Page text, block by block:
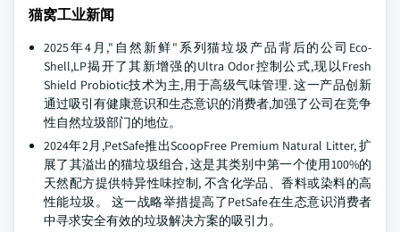
猫窝工业新闻
2025年4月,"自然新鲜"系列猫垃圾产品背后的公司Eco-
Shell,LP揭开了其新增强的Ultra Odor控制公式,现以Fresh
Shield Probiotic技术为主,用于高级气味管理. 这一产品创新
通过吸引有健康意识和生态意识的消费者,加强了公司在竞争
性自然垃圾部门的地位。
2024年2月,PetSafe推出ScoopFree Premium Natural Litter, 扩
展了其溢出的猫垃圾组合, 这是其类别中第一个使用100%的
天然配方提供特异性味控制, 不含化学品、香料或染料的高
性能垃圾。 这一战略举措提高了PetSafe在生态意识消费者
中寻求安全有效的垃圾解决方案的吸引力。